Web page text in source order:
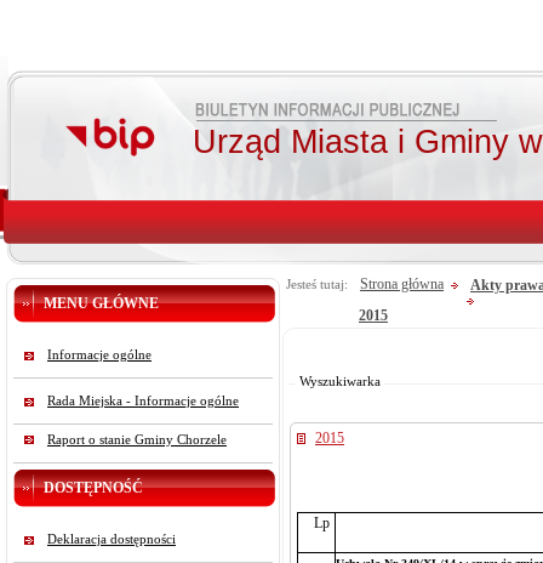
Urząd Miasta i Gminy
MENU GŁÓWNE
Informacje ogólne
Rada Miejska - Informacje ogólne
Raport o stanie Gminy Chorzele
DOSTĘPNOŚĆ
Deklaracja dostępności
Jesteś tutaj: Strona główna
Akty
2015
Wyszukiwarka
2015
Lp